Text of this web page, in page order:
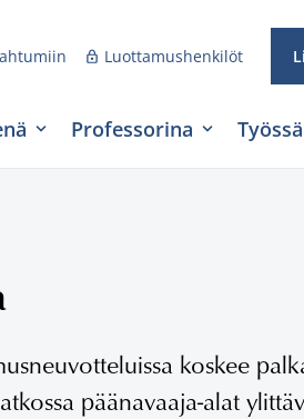
Luottamushenkilöt
Professorina Työssä
koskee
päänavaaja-alat